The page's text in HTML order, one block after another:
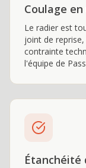
Coulage
Le radier est
joint de
contrainte
l'équipe de
Étanchéité